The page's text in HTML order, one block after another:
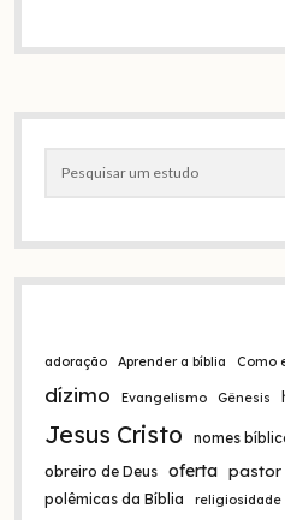
l
i
Barra
lateral
adoração Aprender a bíblia Como
dízimo Evangelismo Gênesis
Jesus Cristo nomes
obreiro de Deus oferta pastor
polêmicas da Bíblia religiosidade